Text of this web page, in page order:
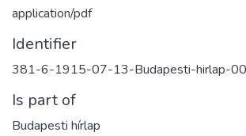
application/pdf
Identifier
381-6-1915-07-13-Budapesti-hirlap-
Is part of
Budapesti hírlap